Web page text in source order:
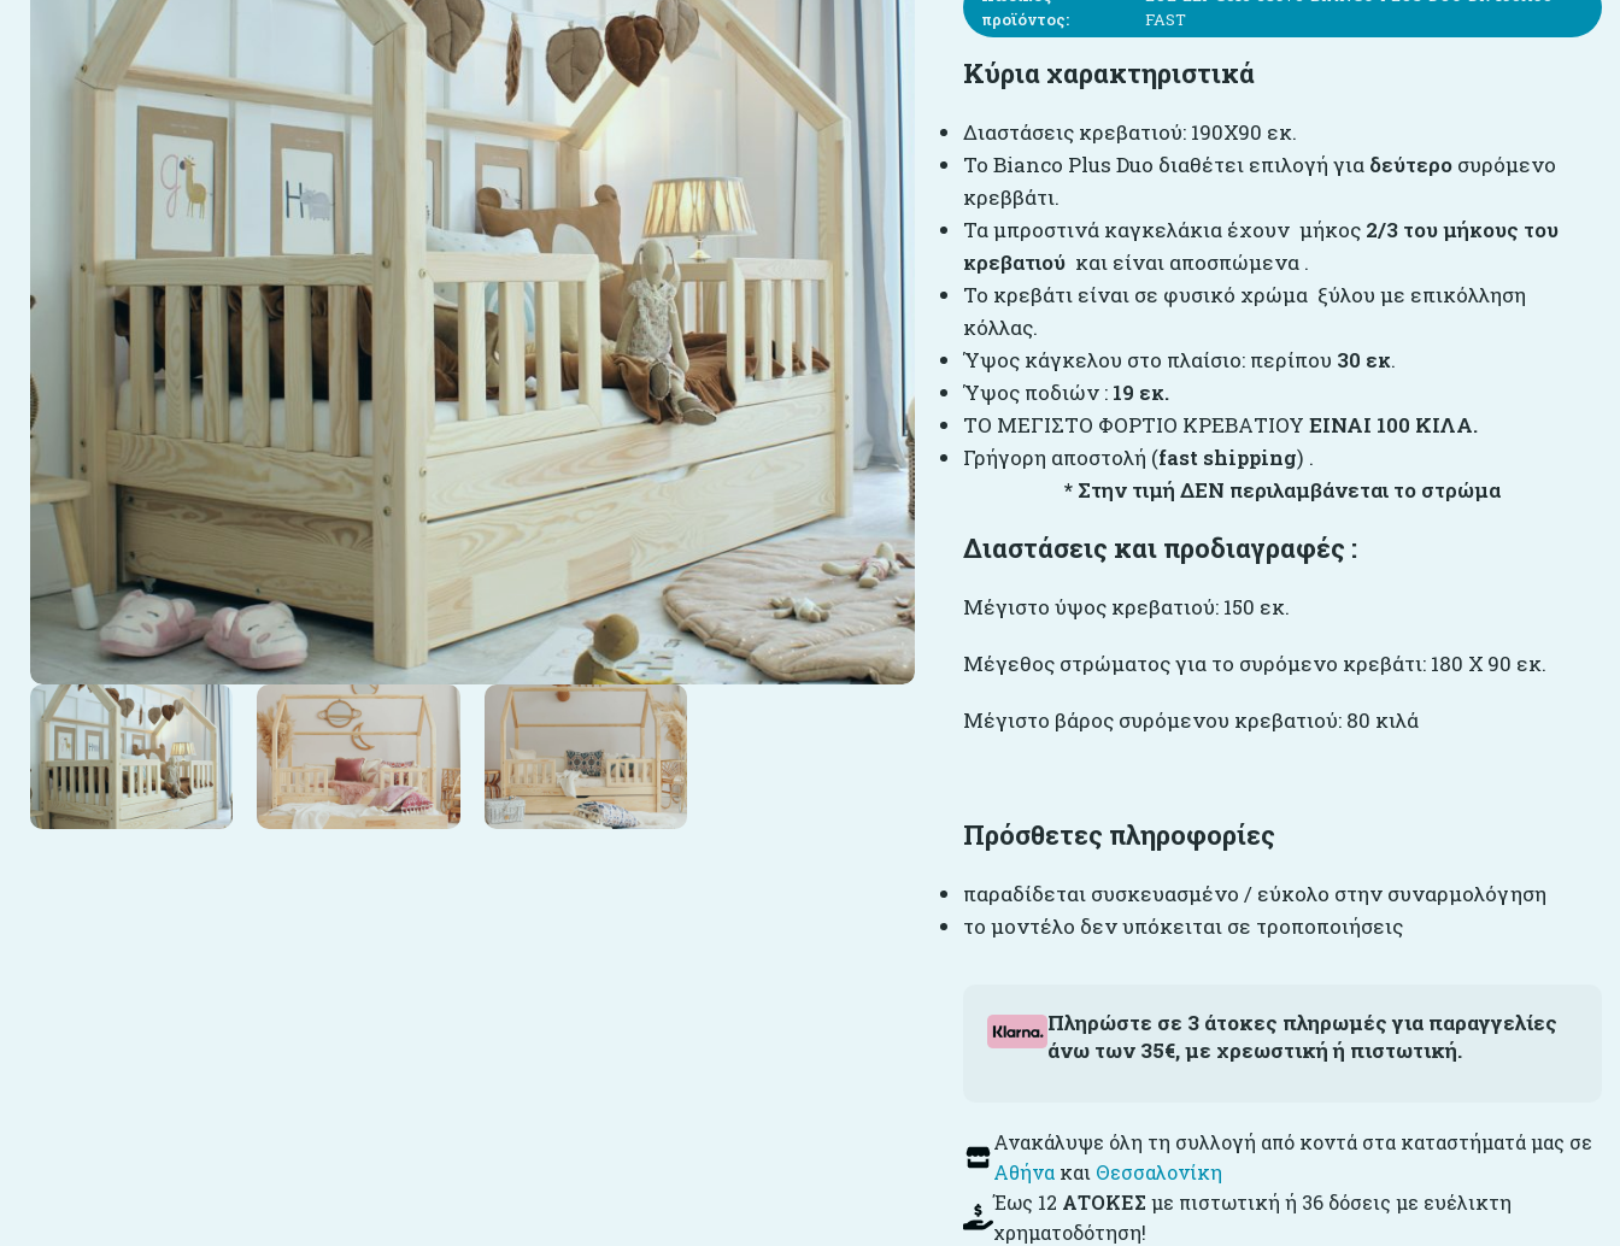
προϊόντος:
FAST
Κύρια χαρακτηριστικά
Διαστάσεις κρεβατιού: 190Χ90 εκ.
Το Bianco Plus Duo διαθέτει επιλογή για δεύτεροσυρόμενο
κρεββάτι.
Τα μπροστινά καγκελάκια έχουν μήκος2/3 του μήκους του
κρεβατιού και είναι αποσπώμενα .
Το κρεβάτι είναι σε φυσικό χρώμα ξύλου με επικόλληση
κόλλας.
Ύψος κάγκελου στο πλαίσιο: περίπου 30 εκ.
Ύψος ποδιών : 19 εκ.
ΤΟ ΜΕΓΙΣΤΟ ΦΟΡΤΙΟ ΚΡΕΒΑΤΙΟΥ ΕΙΝΑΙ 100 ΚΙΛΑ.
Γρήγορη αποστολή (fast shipping) .
* Στην τιμή ΔΕΝ περιλαμβάνεται το στρώμα
Διαστάσεις και προδιαγραφές :
Μέγιστο ύψος κρεβατιού: 150 εκ.
Μέγεθος στρώματος για το συρόμενο κρεβάτι: 180 Χ 90 εκ.
Μέγιστο βάρος συρόμενου κρεβατιού: 80 κιλά
Πρόσθετες πληροφορίες
παραδίδεται συσκευασμένο / εύκολο στην συναρμολόγηση
το μοντέλο δεν υπόκειται σε τροποποιήσεις
Πληρώστε σε 3 άτοκες πληρωμές για παραγγελίες
άνω των 35€, με χρεωστική ή πιστωτική.
Ανακάλυψε όλη τη συλλογή από κοντά στα καταστήματά μας σε
Αθήνακαι Θεσσαλονίκη
Έως 12 ΑΤΟΚΕΣ με πιστωτική ή 36 δόσεις με ευέλικτη
χρηματοδότηση!